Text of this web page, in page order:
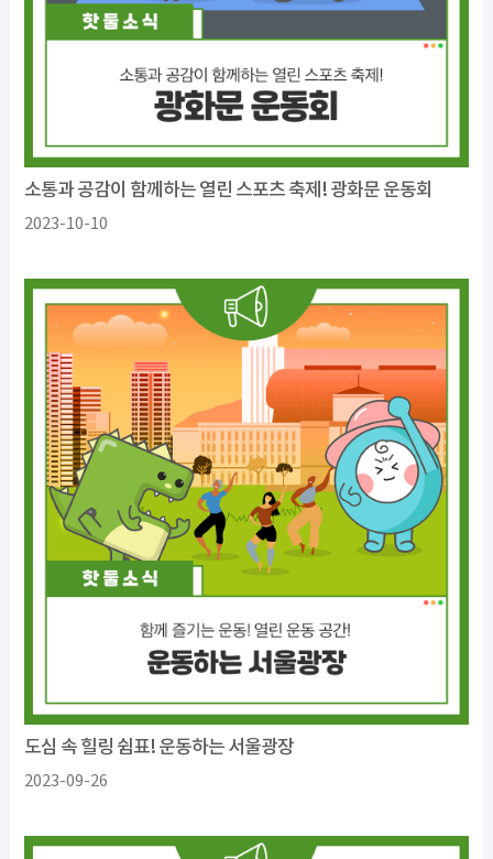
소통과 공감이 함께하는 열린 스포츠 축제! 광화문 운동회
2023-10-10
도심 속 힐링 쉼표! 운동하는 서울광장
2023-09-26